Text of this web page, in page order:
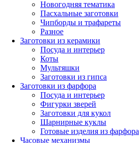
Новогодняя тематика
Пасхальные заготовки
Чипборды и трафареты
Разное
Заготовки из керамики
Посуда и интерьер
Коты
Мультяшки
Заготовки из гипса
Заготовки из фарфора
Посуда и интерьер
Фигурки зверей
Заготовки для кукол
Шарнирные куклы
Готовые изделия из фарфора
Часовые механизмы